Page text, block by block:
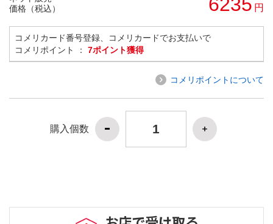
価格（税込）
円
コメリカード番号登録、コメリカードでお支払いで
コメリポイント ： 7ポイント獲得
コメリポイントについて
購入個数